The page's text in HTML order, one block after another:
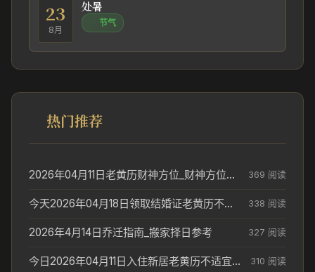
23
8月
处暑
节气
热门推荐
2026年04月11日老黄历财神方位_财神方位与供奉讲究 369 阅读
今天2026年04月18日领取结婚证老黄历不适合吗_领证日期参考 338 阅读
2026年4月14日乔迁指南_搬家择日参考 327 阅读
今日2026年04月11日入住新居老黄历不适宜吗_搬家择日参考 310 阅读